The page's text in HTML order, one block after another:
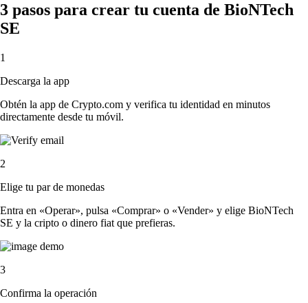
3 pasos para crear tu cuenta de BioNTech
SE
1
Descarga la app
Obtén la app de Crypto.com y verifica tu identidad en minutos
directamente desde tu móvil.
2
Elige tu par de monedas
Entra en «Operar», pulsa «Comprar» o «Vender» y elige BioNTech
SE y la cripto o dinero fiat que prefieras.
3
Confirma la operación